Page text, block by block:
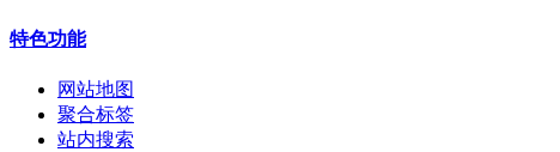
特色功能
网站地图
聚合标签
站内搜索